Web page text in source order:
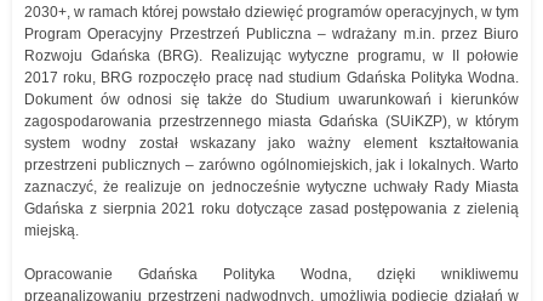
2030+, w ramach której powstało dziewięć programów operacyjnych, w tym
Program Operacyjny Przestrzeń Publiczna – wdrażany m.in. przez Biuro
Rozwoju Gdańska (BRG). Realizując wytyczne programu, w II połowie
2017 roku, BRG rozpoczęło pracę nad studium Gdańska Polityka Wodna.
Dokument ów odnosi się także do Studium uwarunkowań i kierunków
zagospodarowania przestrzennego miasta Gdańska (SUiKZP), w którym
system wodny został wskazany jako ważny element kształtowania
przestrzeni publicznych – zarówno ogólnomiejskich, jak i lokalnych. Warto
zaznaczyć, że realizuje on jednocześnie wytyczne uchwały Rady Miasta
Gdańska z sierpnia 2021 roku dotyczące zasad postępowania z zielenią
miejską.
Opracowanie Gdańska Polityka Wodna, dzięki wnikliwemu
przeanalizowaniu przestrzeni nadwodnych, umożliwia podjęcie działań w